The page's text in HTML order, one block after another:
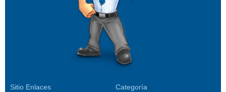
Sitio Enlaces Categoría